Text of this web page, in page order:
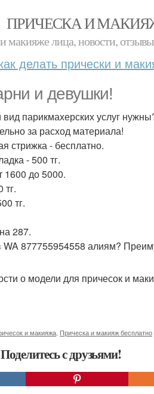
ПРИЧЕСКА И
макияже лица, новости,
делать прически и
и девушки!
парикмахерских услуг
за расход материала!
стрижка - бесплатно.
- 500 тг.
до 5000.
тг.
тг.
287.
WA 877755954558 алиям?
о модели для причесок и
и макияжа Прическа и макияж бесплатно
с друзьями!